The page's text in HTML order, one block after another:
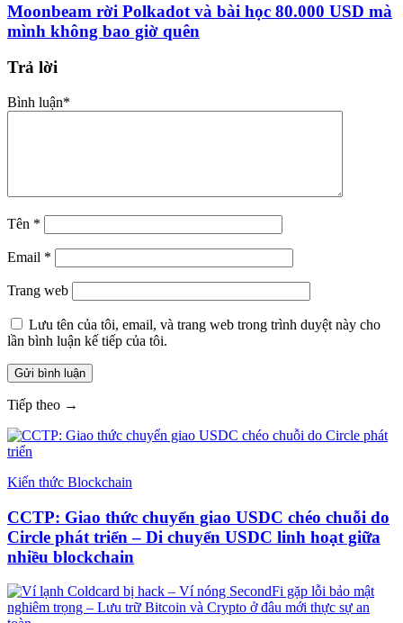
Moonbeam rời Polkadot và bài học 80.000 USD mà
mình không bao giờ quên
Trả lời
Bình luận*
Tên *
Email *
Trang web
Lưu tên của tôi, email, và trang web trong trình duyệt này cho
lần bình luận kế tiếp của tôi.
Tiếp theo →
Kiến thức Blockchain
CCTP: Giao thức chuyển giao USDC chéo chuỗi do
Circle phát triển – Di chuyển USDC linh hoạt giữa
nhiều blockchain